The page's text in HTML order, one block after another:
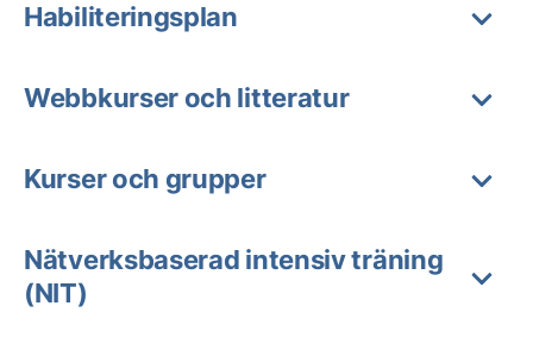
Habiliteringsplan
Webbkurser och litteratur
Kurser och grupper
Nätverksbaserad intensiv träning
(NIT)